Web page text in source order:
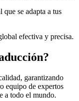
se adapta a tus
efectiva y precisa.
garantizando
equipo de expertos
a todo el mundo.